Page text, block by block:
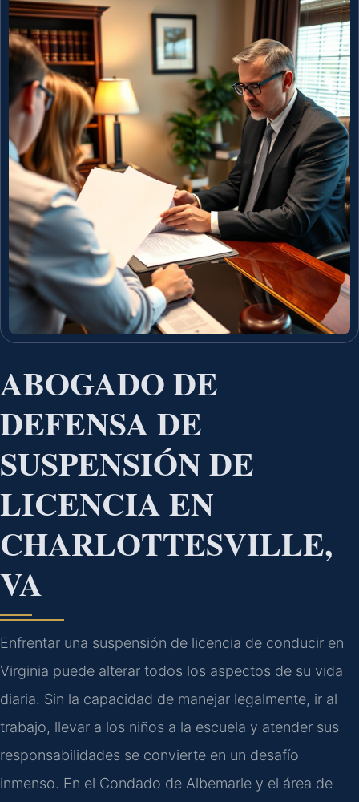
ABOGADO DE
DEFENSA DE
SUSPENSIÓN DE
LICENCIA EN
CHARLOTTESVILLE,
VA
Enfrentar una suspensión de licencia de conducir en
Virginia puede alterar todos los aspectos de su vida
diaria. Sin la capacidad de manejar legalmente, ir al
trabajo, llevar a los niños a la escuela y atender sus
responsabilidades se convierte en un desafío
inmenso. En el Condado de Albemarle y el área de